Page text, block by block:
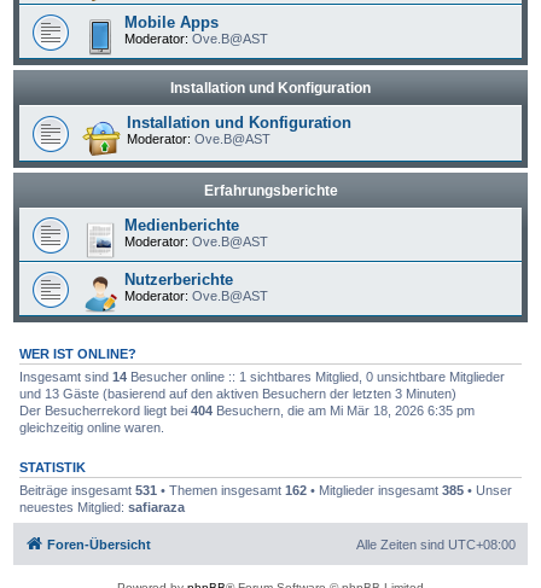
Mobile Apps
Moderator: Ove.B@AST
Installation und Konfiguration
Installation und Konfiguration
Moderator: Ove.B@AST
Erfahrungsberichte
Medienberichte
Moderator: Ove.B@AST
Nutzerberichte
Moderator: Ove.B@AST
WER IST ONLINE?
Insgesamt sind 14Besucher online :: 1 sichtbares Mitglied, 0 unsichtbare Mitglieder
und 13 Gäste (basierend auf den aktiven Besuchern der letzten 3 Minuten)
Der Besucherrekord liegt bei 404Besuchern, die am Mi Mär 18, 2026 6:35 pm
gleichzeitig online waren.
STATISTIK
Beiträge insgesamt 531 • Themen insgesamt 162• Mitglieder insgesamt 385• Unser
neuestes Mitglied: safiaraza
Foren-Übersicht Alle Zeiten sind UTC+08:00